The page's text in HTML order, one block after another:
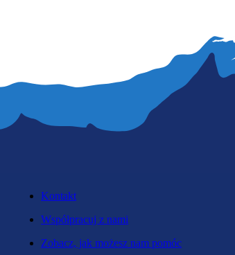
Kontakt
Współpracuj z nami
Zobacz, jak możesz nam pomóc